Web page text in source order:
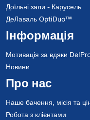
Доїльні зали - Карусель
ДеЛаваль OptiDuo™
Інформація
Мотивація за вдяки
Новини
Про нас
Наше бачення, місія та
Робота з клієнтами